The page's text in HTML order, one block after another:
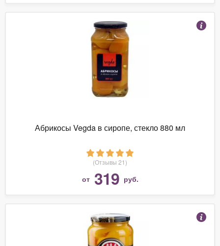
Абрикосы Vegda в сиропе, стекло 880 мл
(Отзывы 21)
от 319 руб.